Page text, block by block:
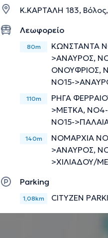
Κ.ΚΑΡΤΑΛΗ 183,
Λεωφορείο
80m
ΚΩΝΣΤΑΝΤΑ
>ΑΝΑΥΡΟΣ,
ΟΝΟΥΦΡΙΟΣ,
ΝΟ15-
110m
ΡΗΓΑ
>ΜΕΤΚΑ,
ΝΟ15-
140m
ΝΟΜΑΡΧΙΑ
>ΑΝΑΥΡΟΣ,
>ΧΙΛΙΑΔΟΥ/
Parking
1,08km CITYZEN